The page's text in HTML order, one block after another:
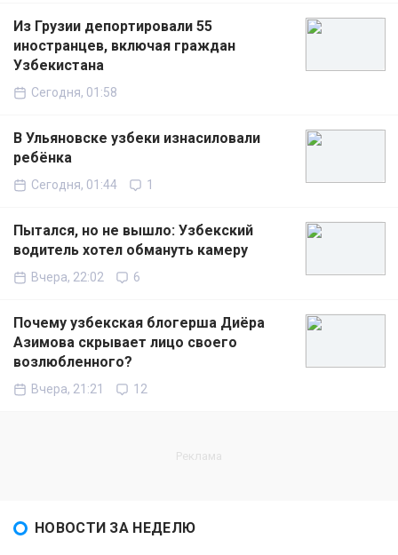
Из Грузии депортировали 55
иностранцев, включая граждан
Узбекистана
Сегодня, 01:58
В Ульяновске узбеки изнасиловали
ребёнка
Сегодня, 01:44 1
Пытался, но не вышло: Узбекский
водитель хотел обмануть камеру
Вчера, 22:02 6
Почему узбекская блогерша Диёра
Азимова скрывает лицо своего
возлюбленного?
Вчера, 21:21 12
НОВОСТИ ЗА НЕДЕЛЮ